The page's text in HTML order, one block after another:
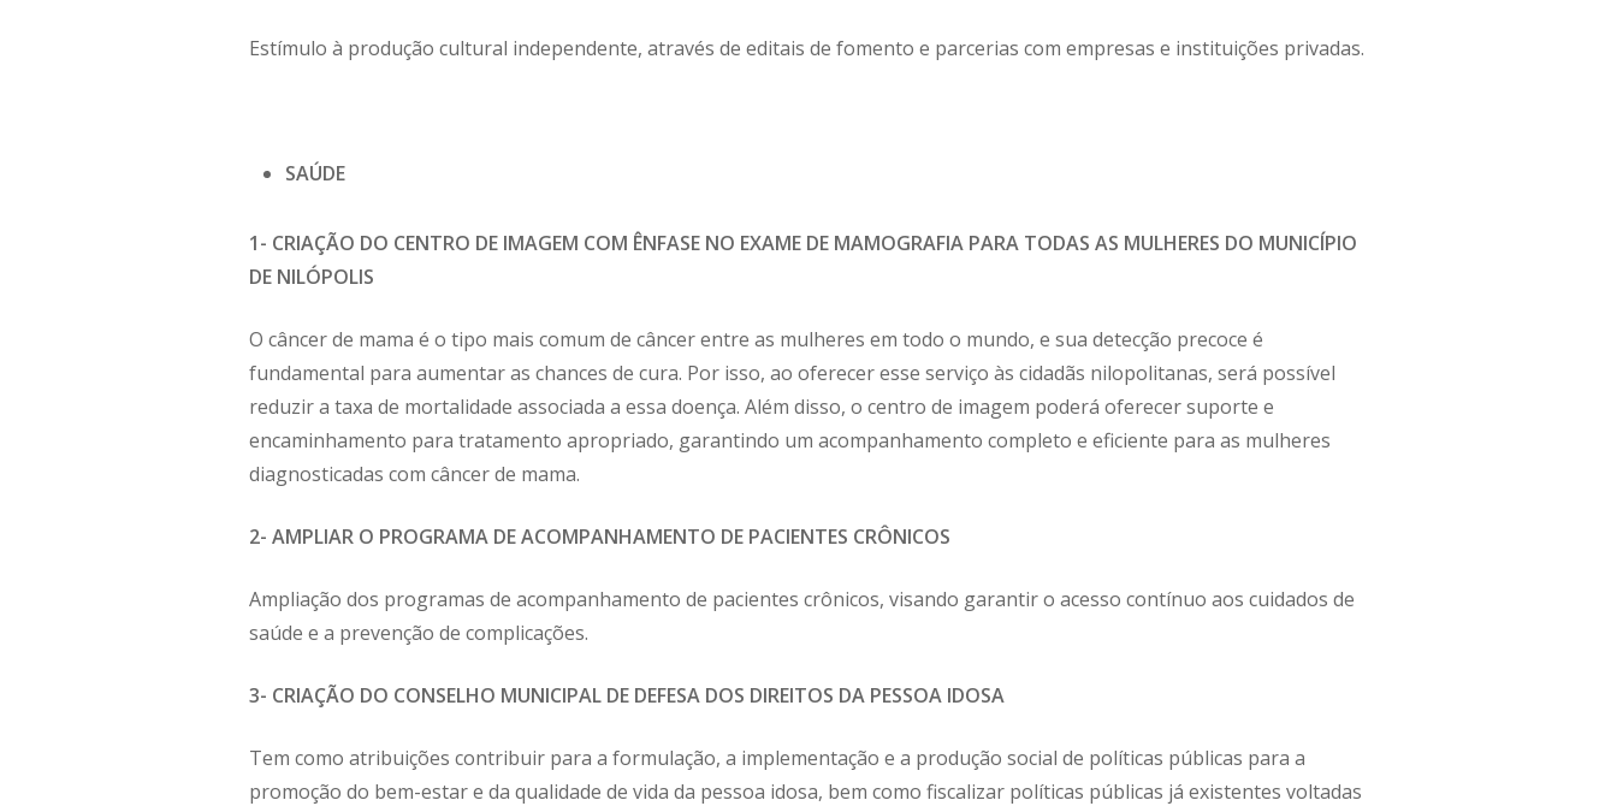
Estímulo à produção cultural independente, através de editais de fomento e parcerias com empresas e instituições privadas.
SAÚDE
1- CRIAÇÃO DO CENTRO DE IMAGEM COM ÊNFASE NO EXAME DE MAMOGRAFIA PARA TODAS AS MULHERES DO MUNICÍPIO
DE NILÓPOLIS
O câncer de mama é o tipo mais comum de câncer entre as mulheres em todo o mundo, e sua detecção precoce é
fundamental para aumentar as chances de cura. Por isso, ao oferecer esse serviço às cidadãs nilopolitanas, será possível
reduzir a taxa de mortalidade associada a essa doença. Além disso, o centro de imagem poderá oferecer suporte e
encaminhamento para tratamento apropriado, garantindo um acompanhamento completo e eficiente para as mulheres
diagnosticadas com câncer de mama.
2- AMPLIAR O PROGRAMA DE ACOMPANHAMENTO DE PACIENTES CRÔNICOS
Ampliação dos programas de acompanhamento de pacientes crônicos, visando garantir o acesso contínuo aos cuidados de
saúde e a prevenção de complicações.
3- CRIAÇÃO DO CONSELHO MUNICIPAL DE DEFESA DOS DIREITOS DA PESSOA IDOSA
Tem como atribuições contribuir para a formulação, a implementação e a produção social de políticas públicas para a
promoção do bem-estar e da qualidade de vida da pessoa idosa, bem como fiscalizar políticas públicas já existentes voltadas